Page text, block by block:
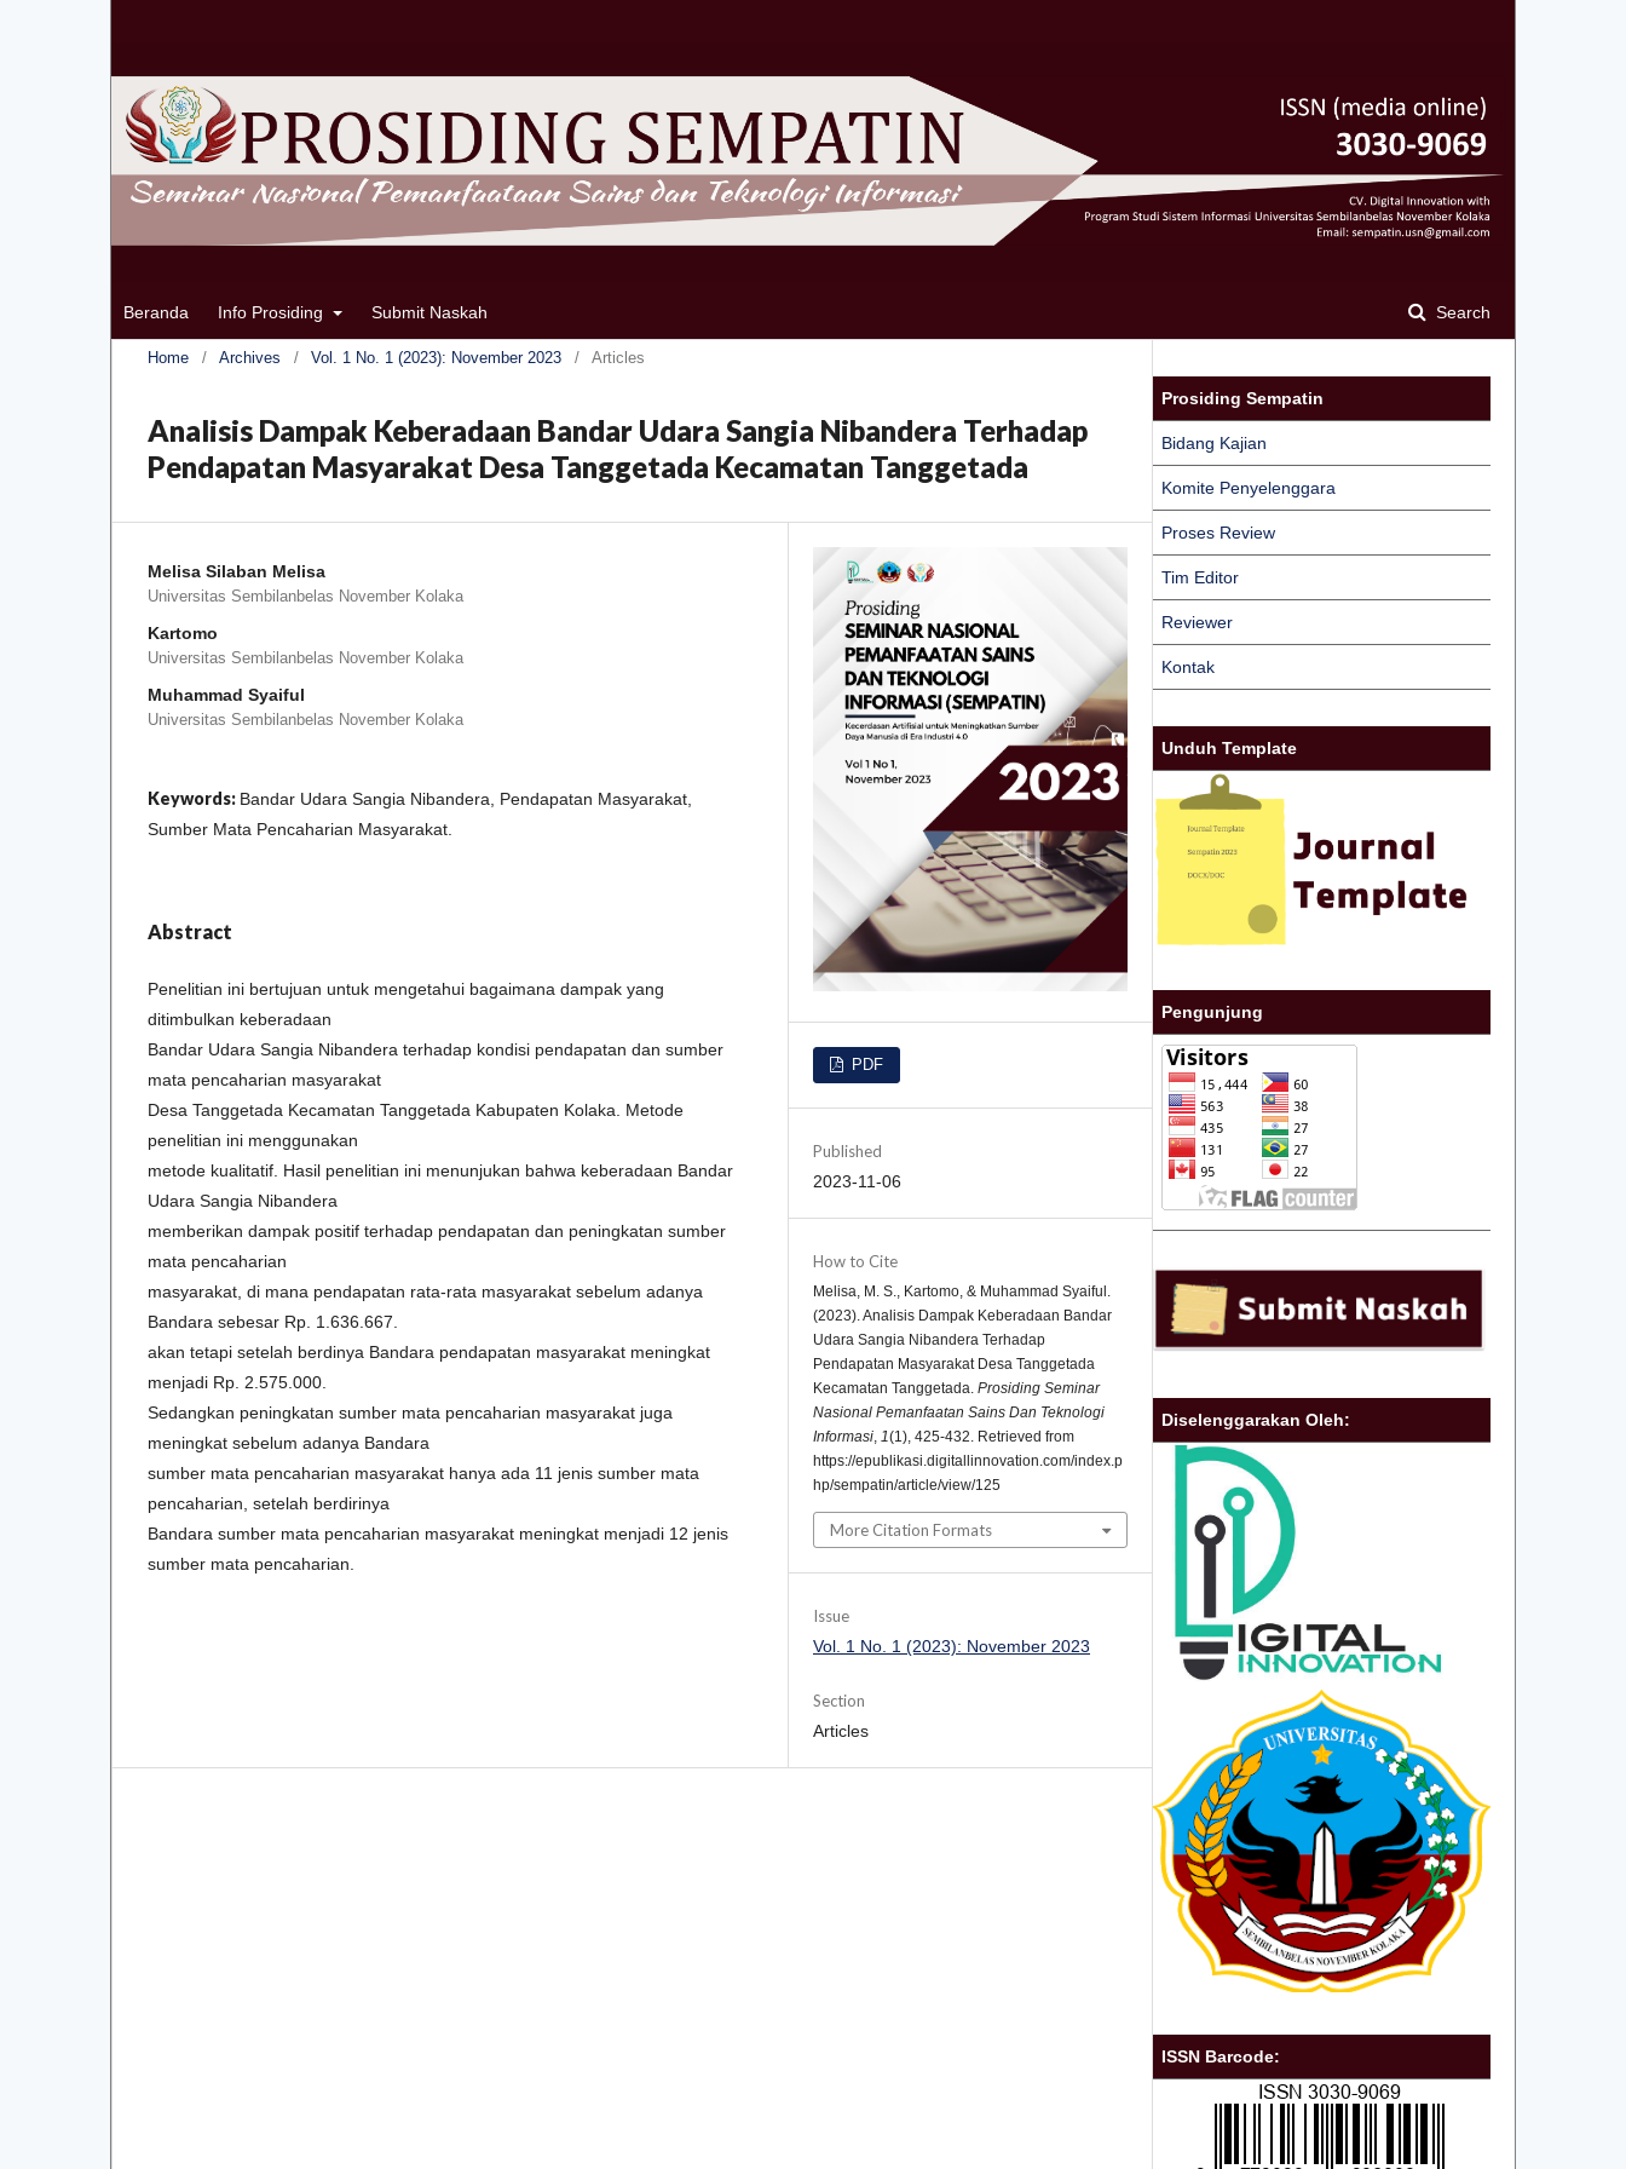
Beranda Info Prosiding Submit Naskah Search
Home / Archives / Vol. 1 No. 1 (2023): November 2023 / Articles
Analisis Dampak Keberadaan Bandar Udara Sangia Nibandera Terhadap
Pendapatan Masyarakat Desa Tanggetada Kecamatan Tanggetada
Melisa Silaban Melisa
Universitas Sembilanbelas November Kolaka
Kartomo
Universitas Sembilanbelas November Kolaka
Muhammad Syaiful
Universitas Sembilanbelas November Kolaka
Keywords: Bandar Udara Sangia Nibandera, Pendapatan Masyarakat,
Sumber Mata Pencaharian Masyarakat.
Abstract
Penelitian ini bertujuan untuk mengetahui bagaimana dampak yang
ditimbulkan keberadaan
Bandar Udara Sangia Nibandera terhadap kondisi pendapatan dan sumber
mata pencaharian masyarakat
Desa Tanggetada Kecamatan Tanggetada Kabupaten Kolaka. Metode
penelitian ini menggunakan
metode kualitatif. Hasil penelitian ini menunjukan bahwa keberadaan Bandar
Udara Sangia Nibandera
memberikan dampak positif terhadap pendapatan dan peningkatan sumber
mata pencaharian
masyarakat, di mana pendapatan rata-rata masyarakat sebelum adanya
Bandara sebesar Rp. 1.636.667.
akan tetapi setelah berdinya Bandara pendapatan masyarakat meningkat
menjadi Rp. 2.575.000.
Sedangkan peningkatan sumber mata pencaharian masyarakat juga
meningkat sebelum adanya Bandara
sumber mata pencaharian masyarakat hanya ada 11 jenis sumber mata
pencaharian, setelah berdirinya
Bandara sumber mata pencaharian masyarakat meningkat menjadi 12 jenis
sumber mata pencaharian.
PDF
Published
2023-11-06
How to Cite
Melisa, M. S., Kartomo, & Muhammad Syaiful.
(2023). Analisis Dampak Keberadaan Bandar
Udara Sangia Nibandera Terhadap
Pendapatan Masyarakat Desa Tanggetada
Kecamatan Tanggetada. Prosiding Seminar
Nasional Pemanfaatan Sains Dan Teknologi
Informasi, 1(1), 425-432. Retrieved from
https://epublikasi.digitallinnovation.com/index.p
hp/sempatin/article/view/125
More Citation Formats
Issue
Vol. 1 No. 1 (2023): November 2023
Section
Articles
Prosiding Sempatin
Bidang Kajian
Komite Penyelenggara
Proses Review
Tim Editor
Reviewer
Kontak
Unduh Template
Pengunjung
Diselenggarakan Oleh:
ISSN Barcode: